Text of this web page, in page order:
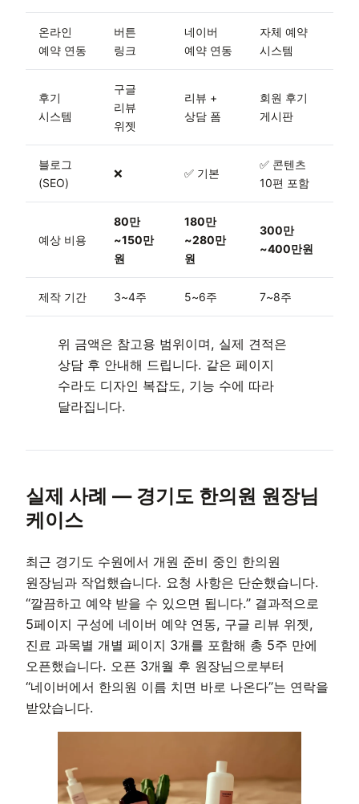
온라인
예약 연동
버튼
링크
네이버
예약 연동
자체 예약
시스템
후기
시스템
구글
리뷰
위젯
리뷰 +
상담 폼
회원 후기
게시판
블로그
(SEO)
❌ ✅ 기본
✅ 콘텐츠
10편 포함
예상 비용
80만
~150만
원
180만
~280만
원
300만
~400만원
제작 기간 3~4주 5~6주 7~8주
위 금액은 참고용 범위이며, 실제 견적은
상담 후 안내해 드립니다. 같은 페이지
수라도 디자인 복잡도, 기능 수에 따라
달라집니다.
실제 사례 — 경기도 한의원 원장님
케이스
최근 경기도 수원에서 개원 준비 중인 한의원
원장님과 작업했습니다. 요청 사항은 단순했습니다.
“깔끔하고 예약 받을 수 있으면 됩니다.” 결과적으로
5페이지 구성에 네이버 예약 연동, 구글 리뷰 위젯,
진료 과목별 개별 페이지 3개를 포함해 총 5주 만에
오픈했습니다. 오픈 3개월 후 원장님으로부터
“네이버에서 한의원 이름 치면 바로 나온다”는 연락을
받았습니다.